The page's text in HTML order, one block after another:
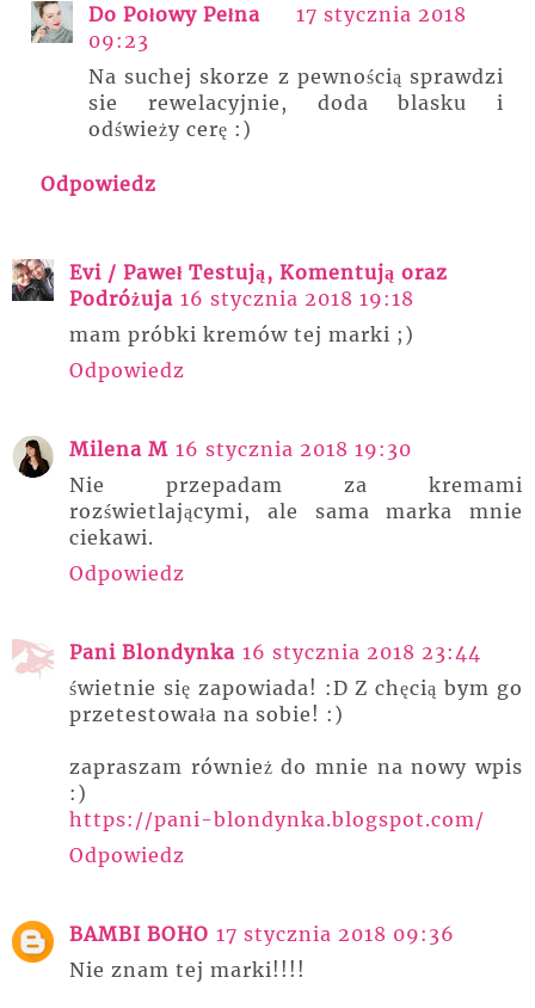
Do Połowy Pełna
17 stycznia 2018
09:23
Na suchej skorze z pewnością sprawdzi
sie rewelacyjnie, doda blasku i
odświeży cerę :)
Odpowiedz
Evi / Paweł Testują, Komentują oraz
Podróżuja 16 stycznia 2018 19:18
mam próbki kremów tej marki ;)
Odpowiedz
Milena M 16 stycznia 2018 19:30
Nie przepadam za kremami
rozświetlającymi, ale sama marka mnie
ciekawi.
Odpowiedz
Pani Blondynka 16 stycznia 2018 23:44
świetnie się zapowiada! :D Z chęcią bym go
przetestowała na sobie! :)
zapraszam również do mnie na nowy wpis
:)
https://pani-blondynka.blogspot.com/
Odpowiedz
BAMBI BOHO 17 stycznia 2018 09:36
Nie znam tej marki!!!!